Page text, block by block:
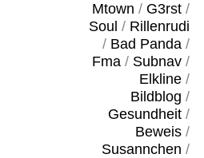
Mtown / G3rst/
Soul / Rillenrudi
/ Bad Panda/
Fma/ Subnav/
Elkline/
Bildblog /
Gesundheit/
Beweis/
Susannchen /